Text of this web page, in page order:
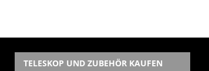
TELESKOP UND ZUBEHÖR KAUFEN